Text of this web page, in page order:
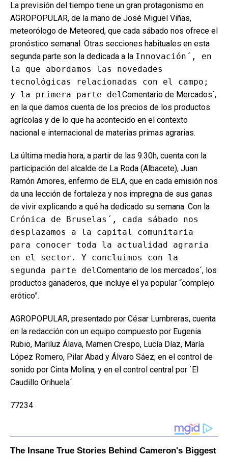
La previsión del tiempo tiene un gran protagonismo en
AGROPOPULAR, de la mano de José Miguel Viñas,
meteorólogo de Meteored, que cada sábado nos ofrece el
pronóstico semanal. Otras secciones habituales en esta
segunda parte son la dedicada a la Innovación´, en
la que abordamos las novedades
tecnológicas relacionadas con el campo;
y la primera parte delComentario de Mercados´,
en la que damos cuenta de los precios de los productos
agrícolas y de lo que ha acontecido en el contexto
nacional e internacional de materias primas agrarias.
La última media hora, a partir de las 9.30h, cuenta con la
participación del alcalde de La Roda (Albacete), Juan
Ramón Amores, enfermo de ELA, que en cada emisión nos
da una lección de fortaleza y nos impregna de sus ganas
de vivir explicando a qué ha dedicado su semana. Con la
Crónica de Bruselas´, cada sábado nos
desplazamos a la capital comunitaria
para conocer toda la actualidad agraria
en el sector. Y concluimos con la
segunda parte delComentario de los mercados´, los
productos ganaderos, que incluye el ya popular “complejo
erótico”.
AGROPOPULAR, presentado por César Lumbreras, cuenta
en la redacción con un equipo compuesto por Eugenia
Rubio, Mariluz Álava, Mamen Crespo, Lucía Díaz, María
López Romero, Pilar Abad y Álvaro Sáez; en el control de
sonido por Cinta Molina; y en el control central por `El
Caudillo Orihuela´.
77234